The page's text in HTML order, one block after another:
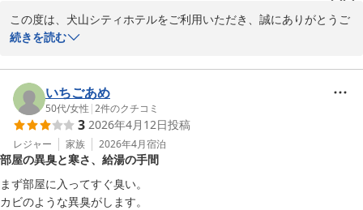
この度は、犬山シティホテルをご利用いただき、誠にありがとうご
ざいました。
お風呂の給湯温度が低めだったとの事
ご迷惑をお掛けし申し訳ございません。
今後は、今まで以上に給湯温度管理をおこなって
参ります。
また、ホテル周辺の利便性について高評価いただきありがとうごう
ざいました。
ビジネスや観光など、様々なシーンでご利用いただける立地を感じ
続きを読む
いちごあめ
50代/女性 |2件のクチコミ
3 2026年4月12日投稿
レジャー 家族 2026年4月宿泊
部屋の異臭と寒さ、給湯の手間
まず部屋に入ってすぐ臭い。
カビのような異臭がします。